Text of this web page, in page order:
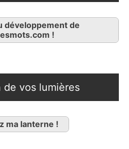
développement de
!
de vos lumières
ma lanterne !